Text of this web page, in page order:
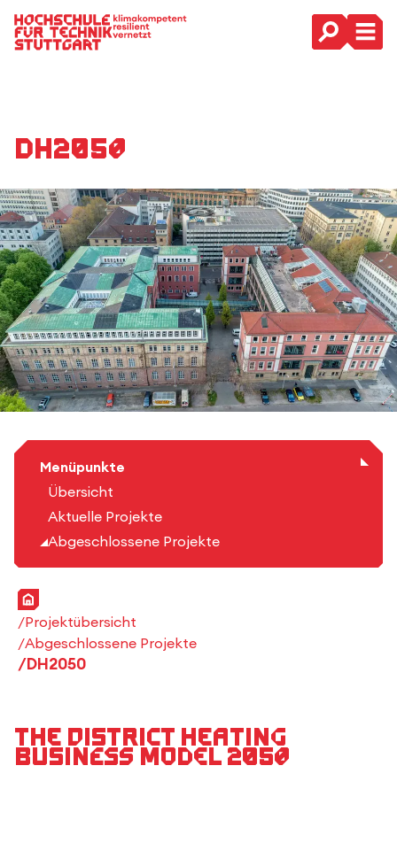
Hauptnavigation
DH2050
Menüpunkte
Übersicht
Aktuelle Projekte
Abgeschlossene Projekte
Startseite
Projektübersicht
Abgeschlossene Projekte
DH2050
The District Heating
Business Model 2050